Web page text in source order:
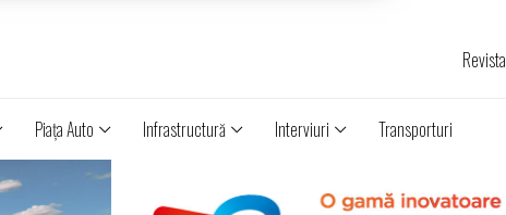
Revista
Piaţa Auto Infrastructură Interviuri Transporturi